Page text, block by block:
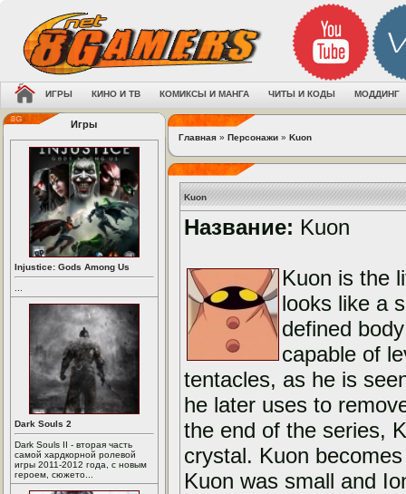
ИГРЫ КИНО И ТВ КОМИКСЫ И МАНГА ЧИТЫ И КОДЫ МОДДИНГ
Игры
Injustice: Gods Among Us
Dark Souls 2
Dark Souls II - вторая часть
самой хардкорной ролевой
игры 2011-2012 года, с новым
героем, сюжето...
Главная » Персонажи » Kuon
Kuon
Название: Kuon
Kuon is the
looks like a
defined
capable of
tentacles, as he is
he later uses to
the end of the series,
crystal. Kuon
Kuon was small and